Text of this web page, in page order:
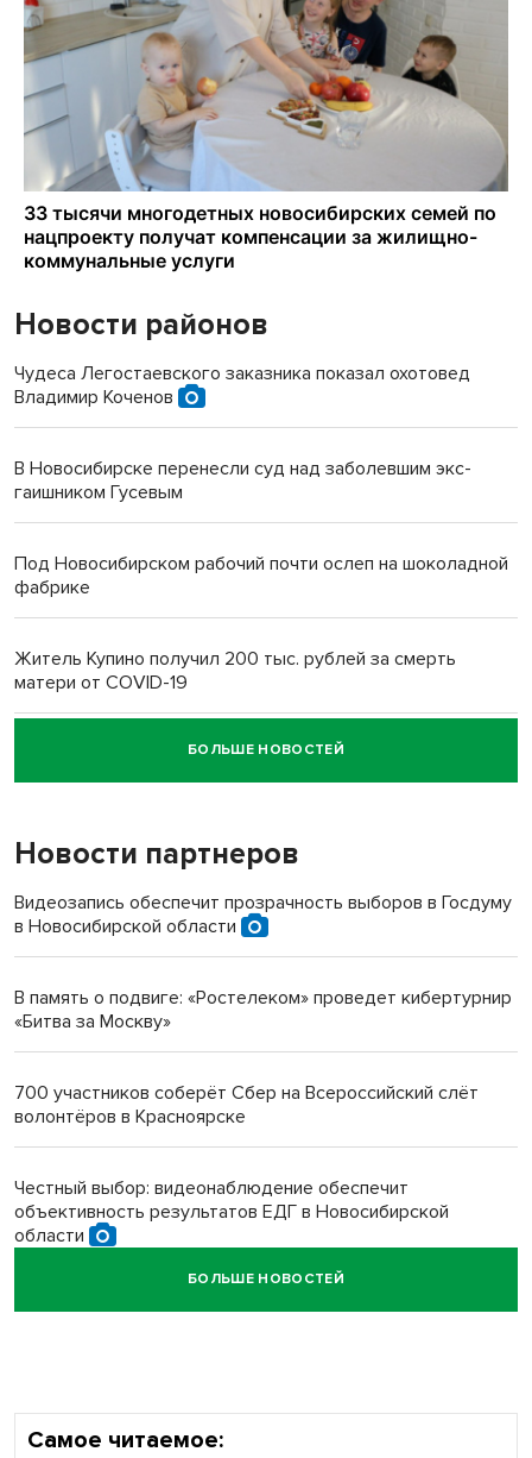
Новости районов
Чудеса Легостаевского заказника показал охотовед
Владимир Коченов
В Новосибирске перенесли суд над заболевшим экс-
гаишником Гусевым
Под Новосибирском рабочий почти ослеп на шоколадной
фабрике
Житель Купино получил 200 тыс. рублей за смерть
матери от COVID-19
Новосибирский суд наказал водителя за смерть
пенсионерки на вокзале
«Мы живём на пастбище!»: в новосибирском селе лошади
терроризируют жителей
Инвалид получил условный срок за избиение врачей
Новосибирский преподаватель с женой вошли в топ-16
Обновлённое отделение ВТБ открылось в Искитиме
БОЛЬШЕ НОВОСТЕЙ
Новости партнеров
Видеозапись обеспечит прозрачность выборов в Госдуму
в Новосибирской области
В память о подвиге: «Ростелеком» проведет кибертурнир
«Битва за Москву»
700 участников соберёт Сбер на Всероссийский слёт
волонтёров в Красноярске
Честный выбор: видеонаблюдение обеспечит
объективность результатов ЕДГ в Новосибирской
области
Кибертанки пошли в бой: «Ростелеком» объявляет
БОЛЬШЕ НОВОСТЕЙ
Самое читаемое: